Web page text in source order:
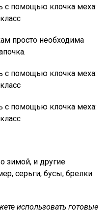
просто необходима
зимой, и другие
серьги, бусы, брелки
использовать готовые